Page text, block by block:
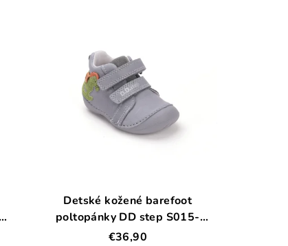
Detské kožené barefoot
poltopánky DD step S015-
52617B
€36,90